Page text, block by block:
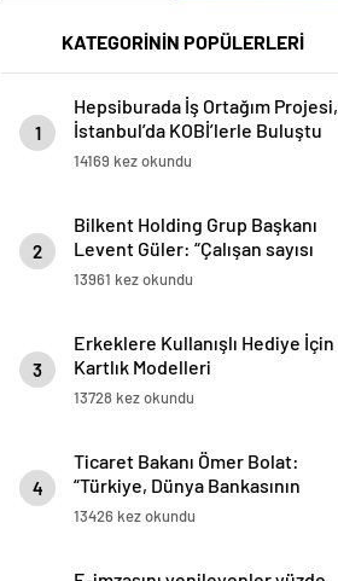
KATEGORİNİN POPÜLERLERİ
1
Hepsiburada İş Ortağım Projesi,
İstanbul’da KOBİ’lerle Buluştu
14169 kez okundu
2
Bilkent Holding Grup Başkanı
Levent Güler: “Çalışan sayısı
olarak Türkiye’nin en büyük 9.
13961 kez okundu
3
Erkeklere Kullanışlı Hediye İçin
Kartlık Modelleri
13728 kez okundu
4
Ticaret Bakanı Ömer Bolat:
“Türkiye, Dünya Bankasının
tanımlarına göre üst gelirli
13426 kez okundu